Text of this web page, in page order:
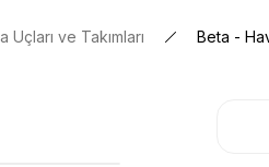
Uçları ve Takımları Beta -